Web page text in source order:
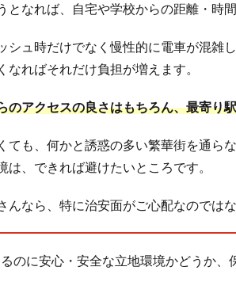
となれば、自宅や学校からの距離・時
シュ時だけでなく慢性的に電車が混雑
なればそれだけ負担が増えます。
のアクセスの良さはもちろん、最寄り
ても、何かと誘惑の多い繁華街を通ら
は、できれば避けたいところです。
んなら、特に治安面がご心配なのではな
のに安心・安全な立地環境かどうか